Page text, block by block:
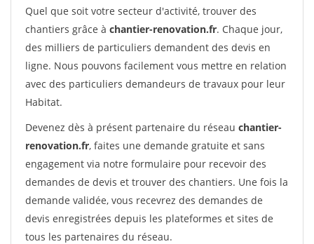
Quel que soit votre secteur d'activité, trouver des
chantiers grâce à chantier-renovation.fr. Chaque jour,
des milliers de particuliers demandent des devis en
ligne. Nous pouvons facilement vous mettre en relation
avec des particuliers demandeurs de travaux pour leur
Habitat.
Devenez dès à présent partenaire du réseau chantier-
renovation.fr, faites une demande gratuite et sans
engagement via notre formulaire pour recevoir des
demandes de devis et trouver des chantiers. Une fois la
demande validée, vous recevrez des demandes de
devis enregistrées depuis les plateformes et sites de
tous les partenaires du réseau.